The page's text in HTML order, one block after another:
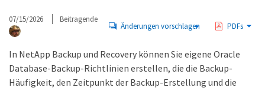
07/15/2026 Beitragende
Änderungen vorschlagen PDFs
In NetApp Backup und Recovery können Sie eigene Oracle
Database-Backup-Richtlinien erstellen, die die Backup-
Häufigkeit, den Zeitpunkt der Backup-Erstellung und die